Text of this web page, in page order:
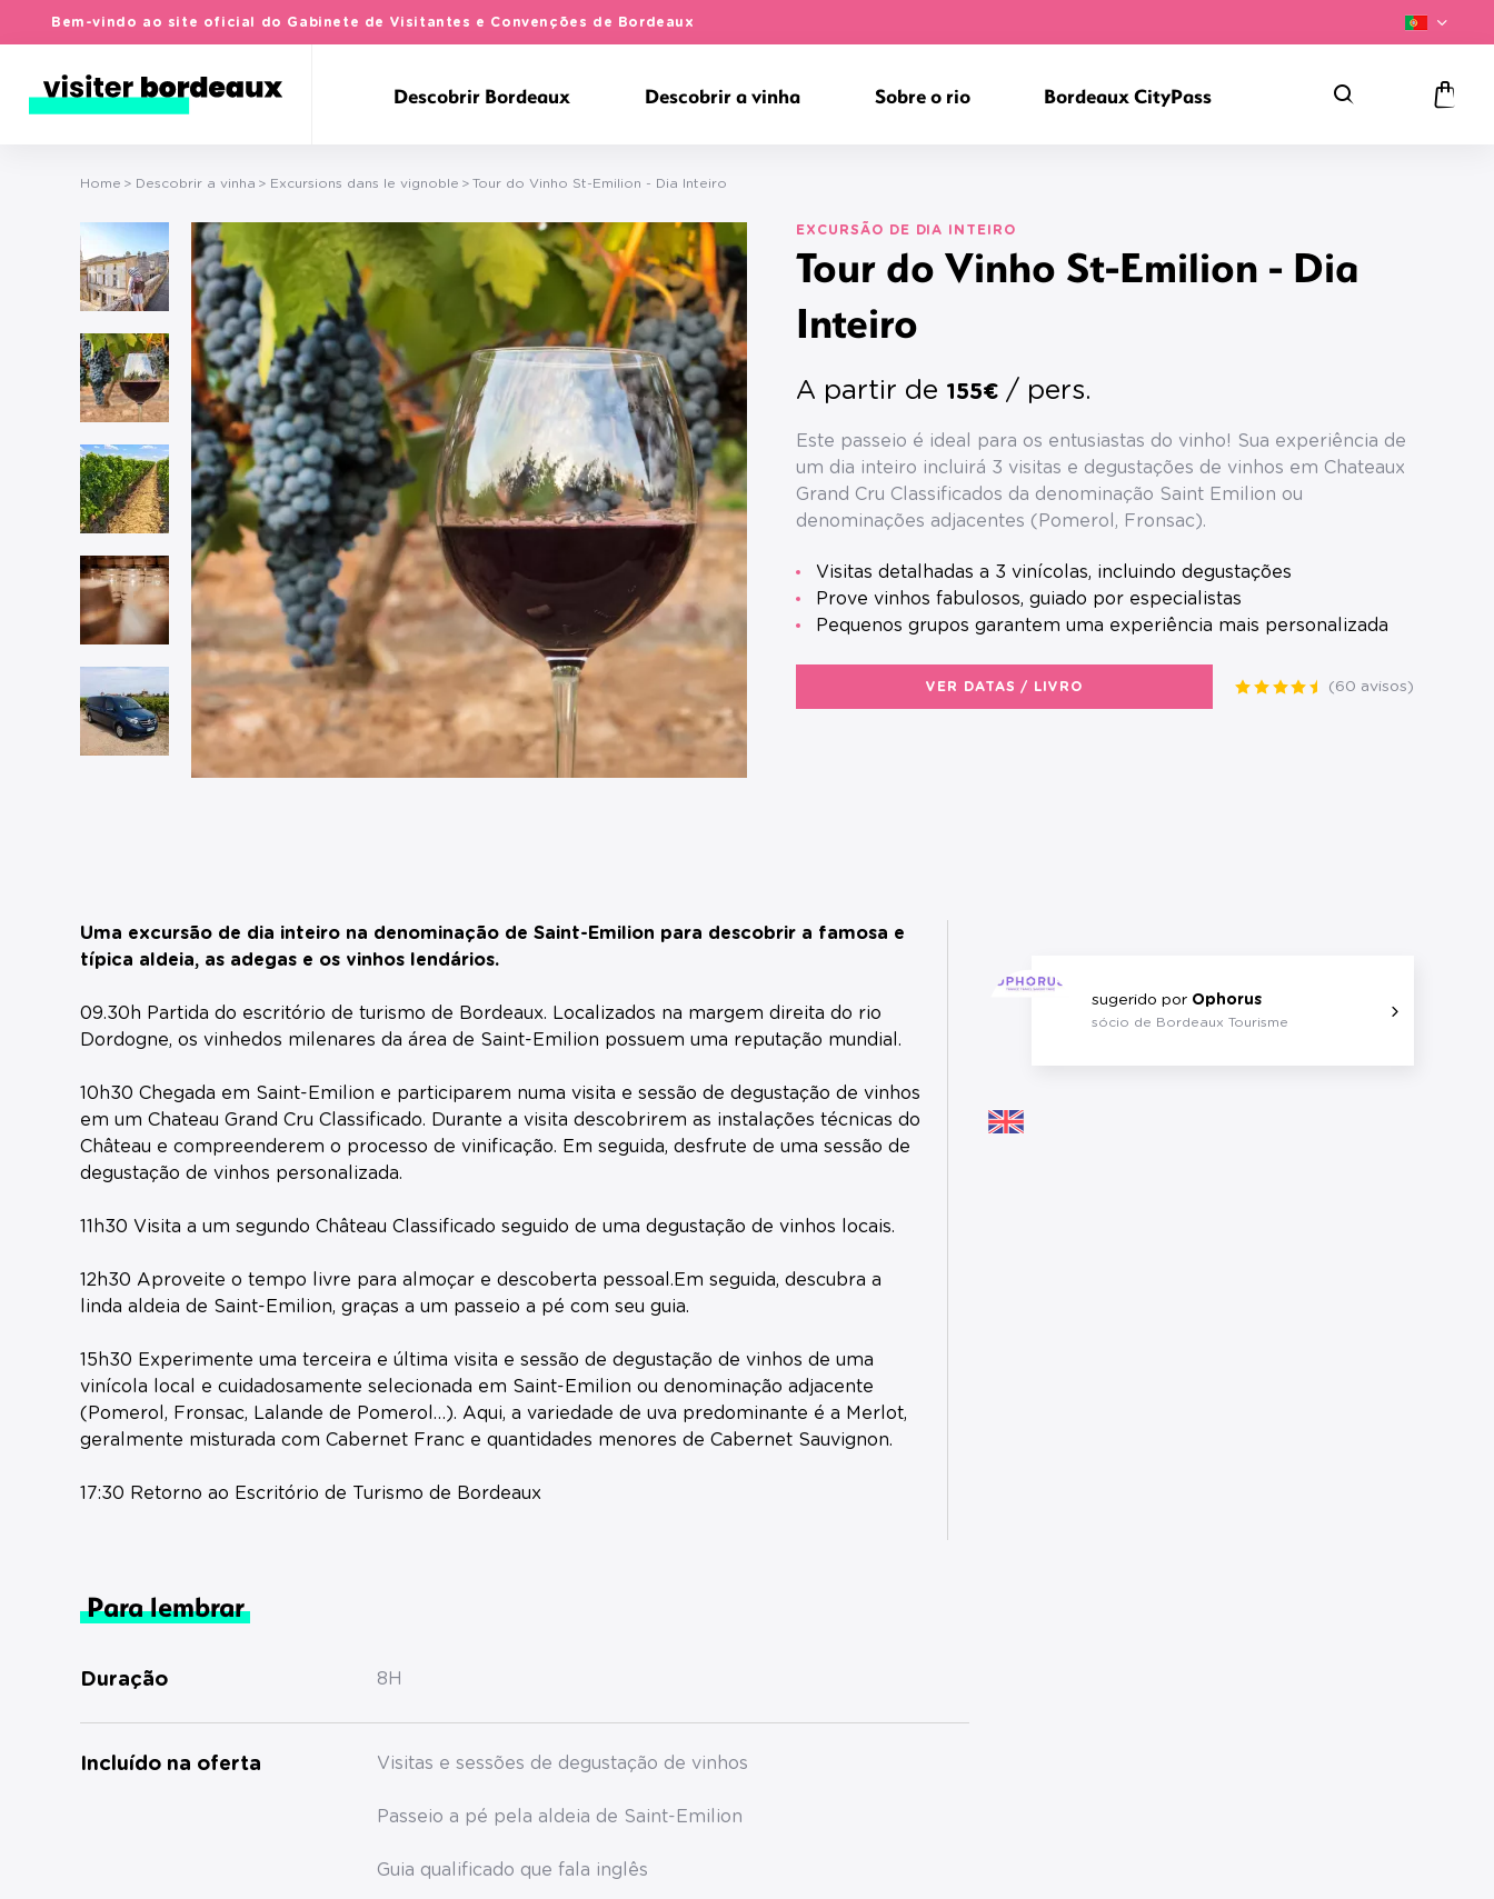
Bem-vindo ao site oficial do Gabinete de Visitantes e Convenções de Bordeaux
Pesquisa
Descobrir Bordeaux Descobrir a vinha Sobre o rio Bordeaux CityPass
Home Descobrir a vinha Excursions dans le vignoble Tour do Vinho St-Emilion - Dia Inteiro
EXCURSÃO DE DIA INTEIRO
Tour do Vinho St-Emilion - Dia
Inteiro
A partir de 155€ / pers.
Este passeio é ideal para os entusiastas do vinho! Sua experiência de
um dia inteiro incluirá 3 visitas e degustações de vinhos em Chateaux
Grand Cru Classificados da denominação Saint Emilion ou
denominações adjacentes (Pomerol, Fronsac).
Visitas detalhadas a 3 vinícolas, incluindo degustações
Prove vinhos fabulosos, guiado por especialistas
Pequenos grupos garantem uma experiência mais personalizada
(60 avisos)
VER DATAS / LIVRO
Uma excursão de dia inteiro na denominação de Saint-Emilion para descobrir a famosa e
típica aldeia, as adegas e os vinhos lendários.
09.30h Partida do escritório de turismo de Bordeaux. Localizados na margem direita do rio
Dordogne, os vinhedos milenares da área de Saint-Emilion possuem uma reputação mundial.
10h30 Chegada em Saint-Emilion e participarem numa visita e sessão de degustação de vinhos
em um Chateau Grand Cru Classificado. Durante a visita descobrirem as instalações técnicas do
Château e compreenderem o processo de vinificação. Em seguida, desfrute de uma sessão de
degustação de vinhos personalizada.
11h30 Visita a um segundo Château Classificado seguido de uma degustação de vinhos locais.
12h30 Aproveite o tempo livre para almoçar e descoberta pessoal.Em seguida, descubra a
linda aldeia de Saint-Emilion, graças a um passeio a pé com seu guia.
15h30 Experimente uma terceira e última visita e sessão de degustação de vinhos de uma
vinícola local e cuidadosamente selecionada em Saint-Emilion ou denominação adjacente
(Pomerol, Fronsac, Lalande de Pomerol…). Aqui, a variedade de uva predominante é a Merlot,
geralmente misturada com Cabernet Franc e quantidades menores de Cabernet Sauvignon.
17:30 Retorno ao Escritório de Turismo de Bordeaux
sugerido por Ophorus
sócio de Bordeaux Tourisme
Para lembrar
Duração 8H
Incluído na oferta Visitas e sessões de degustação de vinhos
Passeio a pé pela aldeia de Saint-Emilion
Guia qualificado que fala inglês